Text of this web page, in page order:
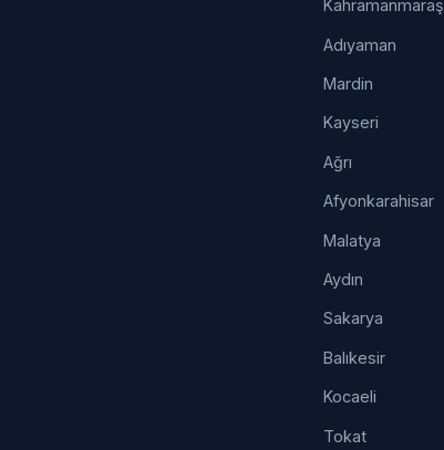
Kahramanmaraş
Adıyaman
Mardin
Kayseri
Ağrı
Afyonkarahisar
Malatya
Aydın
Sakarya
Balıkesir
Kocaeli
Tokat